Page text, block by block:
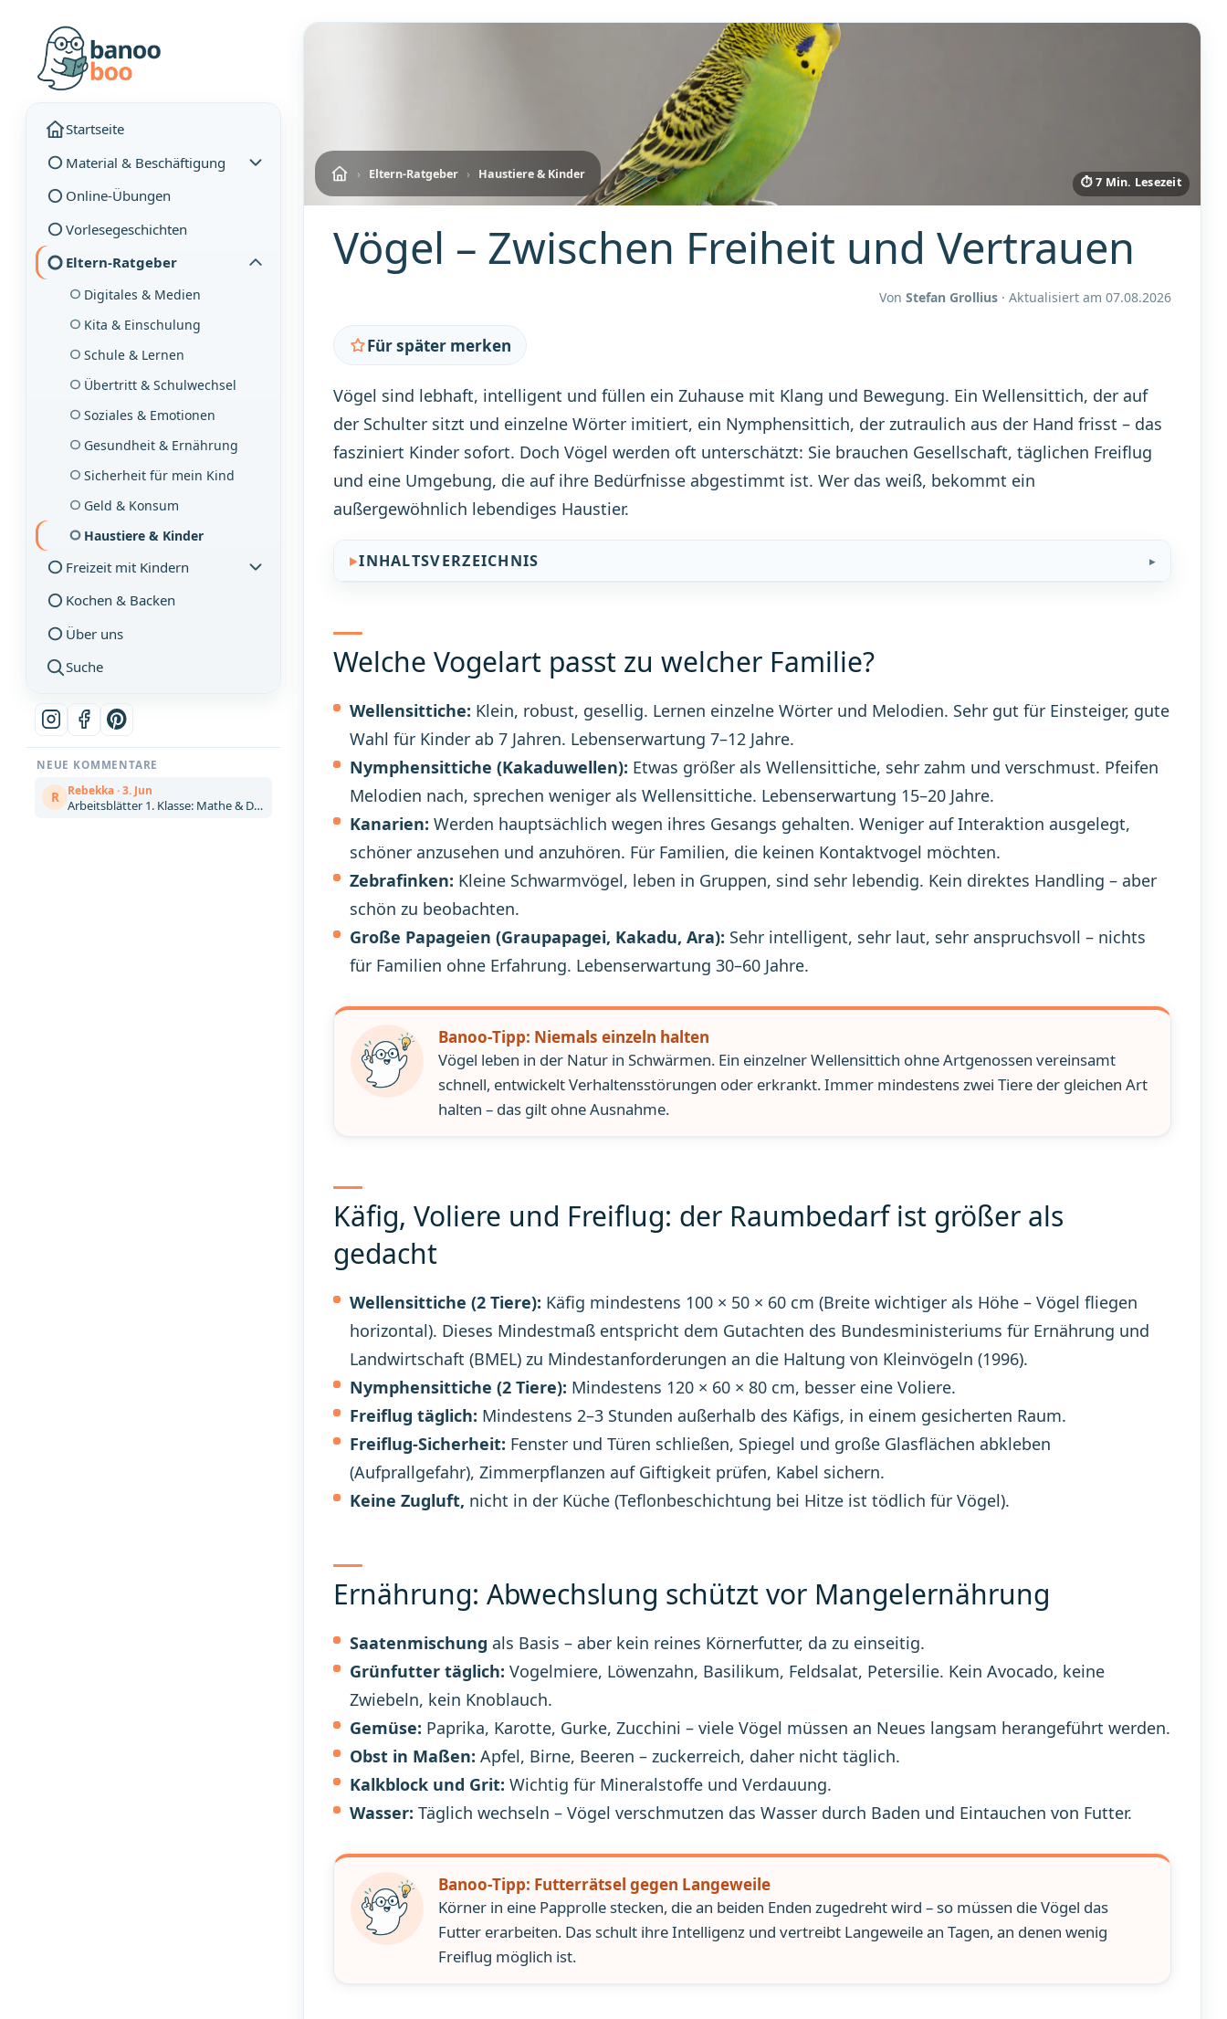
Startseite
Material & Beschäftigung
Online-Übungen
Vorlesegeschichten
Eltern-Ratgeber
Digitales & Medien
Kita & Einschulung
Schule & Lernen
Übertritt & Schulwechsel
Soziales & Emotionen
Gesundheit & Ernährung
Sicherheit für mein Kind
Geld & Konsum
Haustiere & Kinder
Freizeit mit Kindern
Kochen & Backen
Über uns
Suche
NEUE KOMMENTARE
R Rebekka · 3. Jun
Arbeitsblätter 1. Klasse: Mathe & Deutsch kostenlos zum Ausdrucken (Artikel)
› Eltern-Ratgeber › Haustiere & Kinder
⏱ 7 Min. Lesezeit
Vögel – Zwischen Freiheit und Vertrauen
Von Stefan Grollius · Aktualisiert am 07.08.2026
Für später merken
Vögel sind lebhaft, intelligent und füllen ein Zuhause mit Klang und Bewegung. Ein Wellensittich, der auf
der Schulter sitzt und einzelne Wörter imitiert, ein Nymphensittich, der zutraulich aus der Hand frisst – das
fasziniert Kinder sofort. Doch Vögel werden oft unterschätzt: Sie brauchen Gesellschaft, täglichen Freiflug
und eine Umgebung, die auf ihre Bedürfnisse abgestimmt ist. Wer das weiß, bekommt ein
außergewöhnlich lebendiges Haustier.
INHALTSVERZEICHNIS
Welche Vogelart passt zu welcher Familie?
Wellensittiche: Klein, robust, gesellig. Lernen einzelne Wörter und Melodien. Sehr gut für Einsteiger, gute
Wahl für Kinder ab 7 Jahren. Lebenserwartung 7–12 Jahre.
Nymphensittiche (Kakaduwellen): Etwas größer als Wellensittiche, sehr zahm und verschmust. Pfeifen
Melodien nach, sprechen weniger als Wellensittiche. Lebenserwartung 15–20 Jahre.
Kanarien: Werden hauptsächlich wegen ihres Gesangs gehalten. Weniger auf Interaktion ausgelegt,
schöner anzusehen und anzuhören. Für Familien, die keinen Kontaktvogel möchten.
Zebrafinken: Kleine Schwarmvögel, leben in Gruppen, sind sehr lebendig. Kein direktes Handling – aber
schön zu beobachten.
Große Papageien (Graupapagei, Kakadu, Ara): Sehr intelligent, sehr laut, sehr anspruchsvoll – nichts
für Familien ohne Erfahrung. Lebenserwartung 30–60 Jahre.
Banoo-Tipp: Niemals einzeln halten
Vögel leben in der Natur in Schwärmen. Ein einzelner Wellensittich ohne Artgenossen vereinsamt
schnell, entwickelt Verhaltensstörungen oder erkrankt. Immer mindestens zwei Tiere der gleichen Art
halten – das gilt ohne Ausnahme.
Käfig, Voliere und Freiflug: der Raumbedarf ist größer als
gedacht
Wellensittiche (2 Tiere): Käfig mindestens 100 × 50 × 60 cm (Breite wichtiger als Höhe – Vögel fliegen
horizontal). Dieses Mindestmaß entspricht dem Gutachten des Bundesministeriums für Ernährung und
Landwirtschaft (BMEL) zu Mindestanforderungen an die Haltung von Kleinvögeln (1996).
Nymphensittiche (2 Tiere): Mindestens 120 × 60 × 80 cm, besser eine Voliere.
Freiflug täglich: Mindestens 2–3 Stunden außerhalb des Käfigs, in einem gesicherten Raum.
Freiflug-Sicherheit: Fenster und Türen schließen, Spiegel und große Glasflächen abkleben
(Aufprallgefahr), Zimmerpflanzen auf Giftigkeit prüfen, Kabel sichern.
Keine Zugluft, nicht in der Küche (Teflonbeschichtung bei Hitze ist tödlich für Vögel).
Ernährung: Abwechslung schützt vor Mangelernährung
Saatenmischung als Basis – aber kein reines Körnerfutter, da zu einseitig.
Grünfutter täglich: Vogelmiere, Löwenzahn, Basilikum, Feldsalat, Petersilie. Kein Avocado, keine
Zwiebeln, kein Knoblauch.
Gemüse: Paprika, Karotte, Gurke, Zucchini – viele Vögel müssen an Neues langsam herangeführt werden.
Obst in Maßen: Apfel, Birne, Beeren – zuckerreich, daher nicht täglich.
Kalkblock und Grit: Wichtig für Mineralstoffe und Verdauung.
Wasser: Täglich wechseln – Vögel verschmutzen das Wasser durch Baden und Eintauchen von Futter.
Banoo-Tipp: Futterrätsel gegen Langeweile
Körner in eine Papprolle stecken, die an beiden Enden zugedreht wird – so müssen die Vögel das
Futter erarbeiten. Das schult ihre Intelligenz und vertreibt Langeweile an Tagen, an denen wenig
Freiflug möglich ist.